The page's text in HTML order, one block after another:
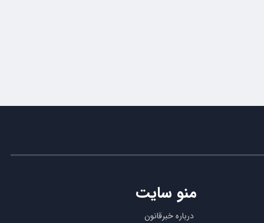
درباره خبرقانون
منو سایت